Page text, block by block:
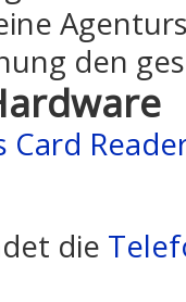
den
Card
die